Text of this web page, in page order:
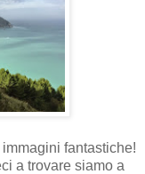
fantastiche!
a trovare siamo a